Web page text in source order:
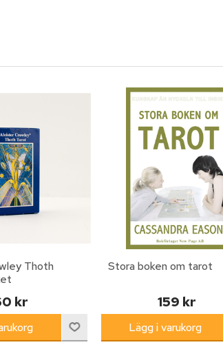
Thoth
kr
Stora boken om tarot
159 kr